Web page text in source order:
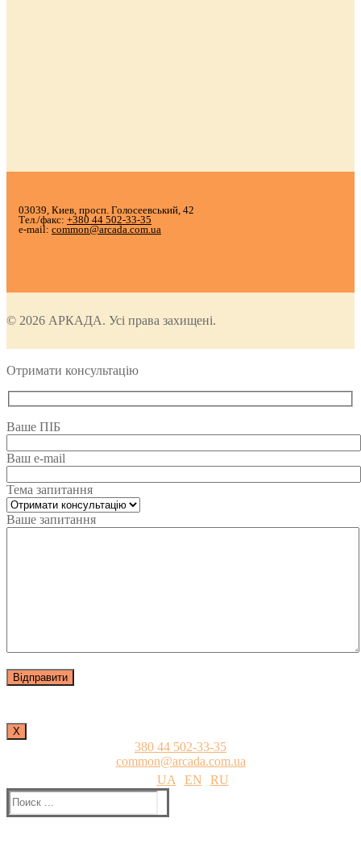
03039, Киев, просп. Голосеевський, 42
Тел./факс: +380 44 502-33-35
e-mail: common@arcada.com.ua
© 2026 АРКАДА. Усі права захищені.
Отримати консультацію
Ваше ПІБ
Ваш e-mail
Тема запитання
Ваше запитання
Х
380 44 502-33-35
common@arcada.com.ua
UA
EN
RU
Найти: